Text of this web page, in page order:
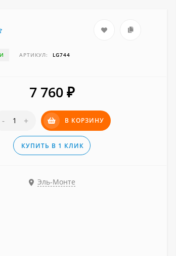
АРТИКУЛ: LG744
7 760 ₽
- + В КОРЗИНУ
КУПИТЬ В 1 КЛИК
Эль-Монте